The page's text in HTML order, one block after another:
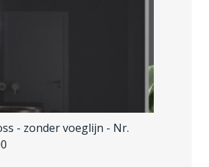
- zonder voeglijn - Nr.